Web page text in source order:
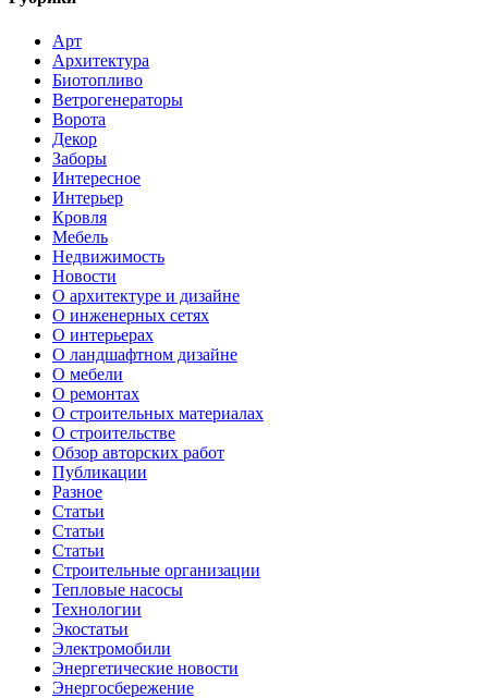
Арт
Архитектура
Биотопливо
Ветрогенераторы
Ворота
Декор
Заборы
Интересное
Интерьер
Кровля
Мебель
Недвижимость
Новости
О архитектуре и дизайне
О инженерных сетях
О интерьерах
О ландшафтном дизайне
О мебели
О ремонтах
О строительных материалах
О строительстве
Обзор авторских работ
Публикации
Разное
Статьи
Статьи
Статьи
Строительные организации
Тепловые насосы
Технологии
Экостатьи
Электромобили
Энергетические новости
Энергосбережение